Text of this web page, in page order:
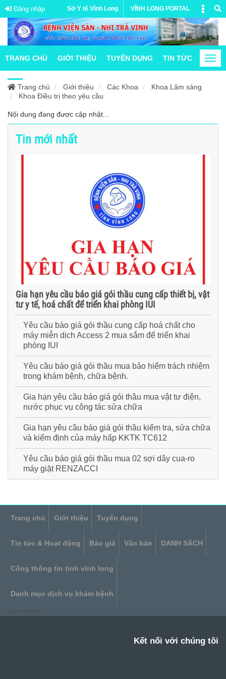
Đăng nhập Sở Y tế Vĩnh Long VĨNH LONG PORTAL
TRANG CHỦ GIỚI THIỆU TUYỂN DỤNG TIN TỨC & HOẠT
Trang chủ Giới thiệu Các Khoa
Khoa Lâm sàng
Khoa Điều trị theo yêu cầu
Nội dung đang được cập nhật...
Tin mới nhất
Gia hạn yêu cầu báo giá gói thầu cung cấp thiết bị, vật
tư y tế, hoá chất để triển khai phòng IUI
Yêu cầu báo giá gói thầu cung cấp hoá chất cho
máy miễn dịch Access 2 mua sắm để triển khai
phòng IUI
Yêu cầu báo giá gói thầu mua bảo hiểm trách nhiệm
trong khám bệnh, chữa bệnh.
Gia hạn yêu cầu báo giá gói thầu mua vật tư điện,
nước phục vụ công tác sửa chữa
Gia hạn yêu cầu báo giá gói thầu kiểm tra, sửa chữa
và kiểm định của máy hấp KKTK TC612
Yêu cầu báo giá gói thầu mua 02 sợi dây cua-ro
máy giặt RENZACCI
Trang chủ Giới thiệu Tuyển dụng
Tin tức & Hoạt động Báo giá Văn bản DANH SÁCH
Cổng thông tin tỉnh vĩnh long
Danh mục dịch vụ khám bệnh
Xem thêm
Kết nối với chúng tôi